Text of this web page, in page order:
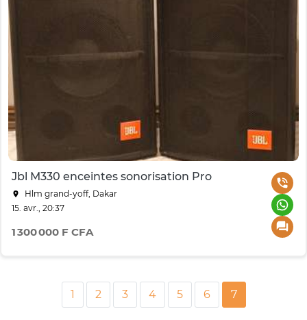
Jbl M330 enceintes sonorisation Pro
Hlm grand-yoff, Dakar
15. avr., 20:37
1 300 000 F CFA
1 2 3 4 5 6 7